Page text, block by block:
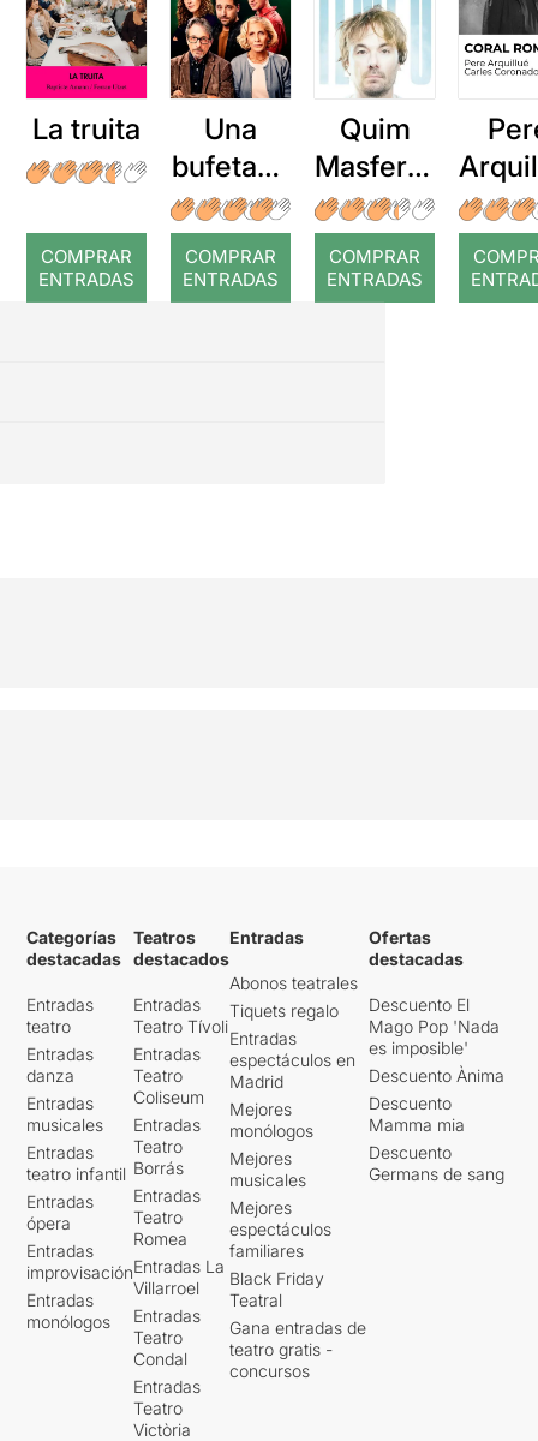
La truita
COMPRAR
ENTRADAS
Una
bufetada
a temps
COMPRAR
ENTRADAS
Quim
Masferre
r: Temps
COMPRAR
ENTRADAS
:
Categorías
destacadas
Entradas
teatro
Entradas
danza
Entradas
musicales
Entradas
teatro infantil
Entradas
ópera
Entradas
improvisación
Entradas
monólogos
Teatros
destacados
Entradas
Teatro Tívoli
Entradas
Teatro
Coliseum
Entradas
Teatro
Borrás
Entradas
Teatro
Romea
Entradas La
Villarroel
Entradas
Teatro
Condal
Entradas
Teatro
Victòria
Entradas
Abonos teatrales
Tiquets regalo
Entradas
espectáculos en
Madrid
Mejores
monólogos
Mejores
musicales
Mejores
espectáculos
familiares
Black Friday
Teatral
Gana entradas de
teatro gratis -
concursos
Ofertas
destacadas
Descuento El
Mago Pop 'Nada
es imposible'
Descuento Ànima
Descuento
Mamma mia
Descuento
Germans de sang